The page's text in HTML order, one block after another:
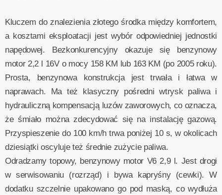
Kluczem do znalezienia złotego środka między komfortem,
a kosztami eksploatacji jest wybór odpowiedniej jednostki
napędowej. Bezkonkurencyjny okazuje się benzynowy
motor 2,2 l 16V o mocy 158 KM lub 163 KM (po 2005 roku).
Prosta, benzynowa konstrukcja jest trwała i łatwa w
naprawach. Ma też klasyczny pośredni wtrysk paliwa i
hydrauliczną kompensacją luzów zaworowych, co oznacza,
że śmiało można zdecydować się na instalację gazową.
Przyspieszenie do 100 km/h trwa poniżej 10 s, w okolicach
dziesiątki oscyluje też średnie zużycie paliwa.
Odradzamy topowy, benzynowy motor V6 2,9 l. Jest drogi
w serwisowaniu (rozrząd) i bywa kapryśny (cewki). W
dodatku szczelnie upakowano go pod maską, co wydłuża